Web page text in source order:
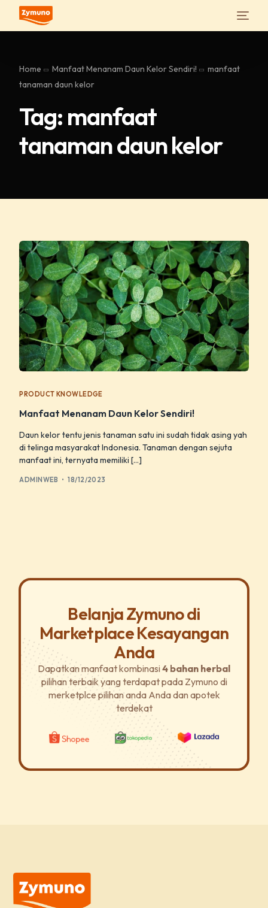
Home Manfaat Menanam Daun Kelor Sendiri!
manfaat
tanaman daun kelor
Tag: manfaat
tanaman daun kelor
PRODUCT KNOWLEDGE
Manfaat Menanam Daun Kelor Sendiri!
Daun kelor tentu jenis tanaman satu ini sudah tidak asing yah
di telinga masyarakat Indonesia. Tanaman dengan sejuta
manfaat ini, ternyata memiliki […]
ADMINWEB 18/12/2023
Belanja Zymuno di
Marketplace Kesayangan
Anda
Dapatkan manfaat kombinasi 4 bahan herbal
pilihan terbaik yang terdapat pada Zymuno di
merketplce pilihan anda Anda dan apotek
terdekat